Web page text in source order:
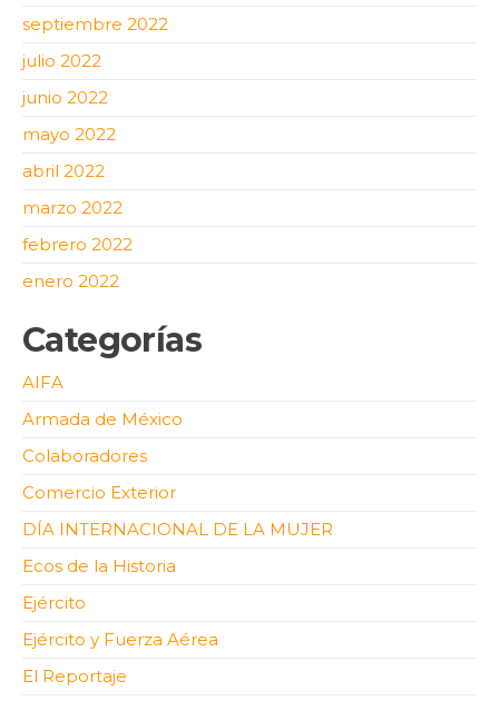
septiembre 2022
julio 2022
junio 2022
mayo 2022
abril 2022
marzo 2022
febrero 2022
enero 2022
Categorías
AIFA
Armada de México
Colaboradores
Comercio Exterior
DÍA INTERNACIONAL DE LA MUJER
Ecos de la Historia
Ejército
Ejército y Fuerza Aérea
El Reportaje